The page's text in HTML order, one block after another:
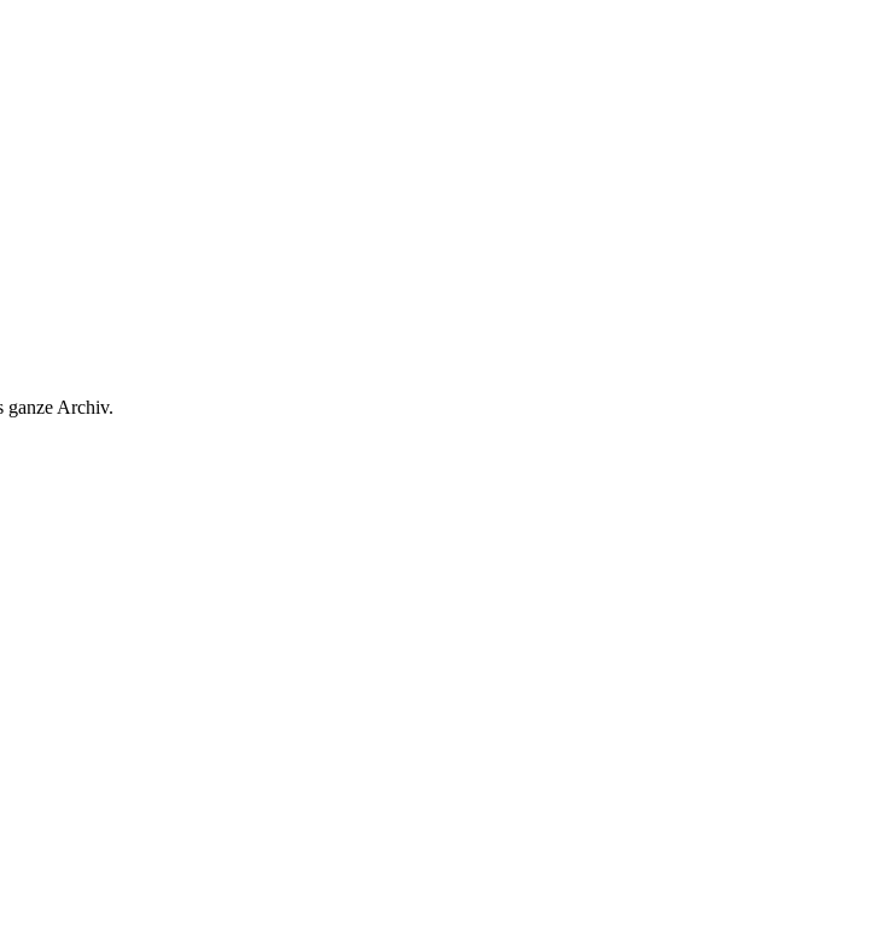
ganze Archiv.